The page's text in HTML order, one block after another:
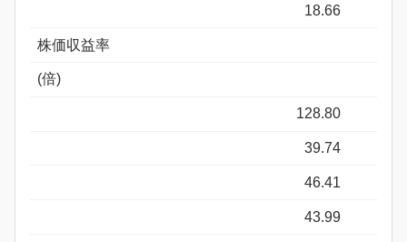
18.66
株価収益率
(倍)
128.80
39.74
46.41
43.99